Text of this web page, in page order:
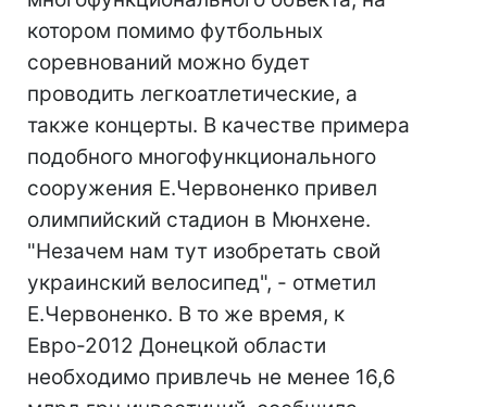
котором помимо футбольных
соревнований можно будет
проводить легкоатлетические, а
также концерты. В качестве примера
подобного многофункционального
сооружения Е.Червоненко привел
олимпийский стадион в Мюнхене.
"Незачем нам тут изобретать свой
украинский велосипед", - отметил
Е.Червоненко. В то же время, к
Евро-2012 Донецкой области
необходимо привлечь не менее 16,6